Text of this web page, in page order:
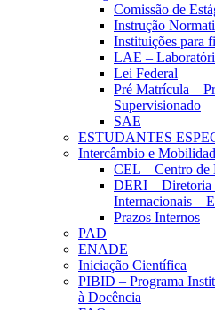
Comissão de
Instrução
Instituições para
LAE –
Lei Federal
Pré Matrícula –
Supervisionado
SAE
ESTUDANTES
Intercâmbio e
CEL – Centro de
DERI – Diretoria
Internacionais –
Prazos Internos
PAD
ENADE
Iniciação Científica
PIBID – Programa
à Docência